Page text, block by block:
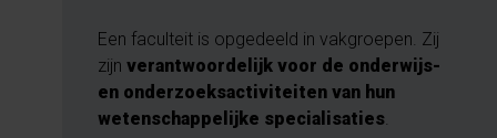
Een faculteit is opgedeeld in vakgroepen. Zij
zijn verantwoordelijk voor de onderwijs-
en onderzoeksactiviteiten van hun
wetenschappelijke specialisaties.